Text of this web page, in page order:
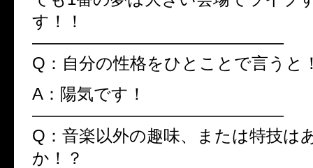
す！！
———————————————
Q：自分の性格をひとことで言うと
A：陽気です！
———————————————
Q：音楽以外の趣味、または特技は
か！？